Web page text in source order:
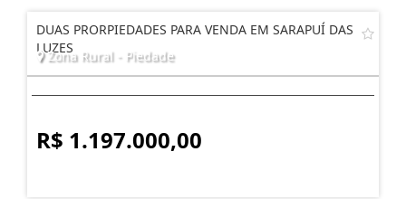
DUAS PRORPIEDADES PARA VENDA EM SARAPUÍ DAS
LUZES
Zona Rural - Piedade
R$ 1.197.000,00